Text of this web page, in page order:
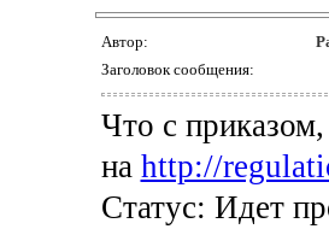
Автор:
Заголовок сообщения:
Что с
на http://
Статус: Идет